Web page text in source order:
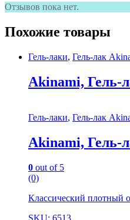
Отзывов пока нет.
Похожие товары
Гель-лаки, Гель-лак
Akinami, Гель-
Гель-лаки, Гель-лак
Akinami, Гель-
0 out of 5
(0)
Классический плотный
SKU: 6513